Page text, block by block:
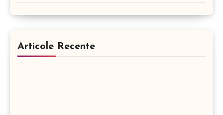
Articole Recente